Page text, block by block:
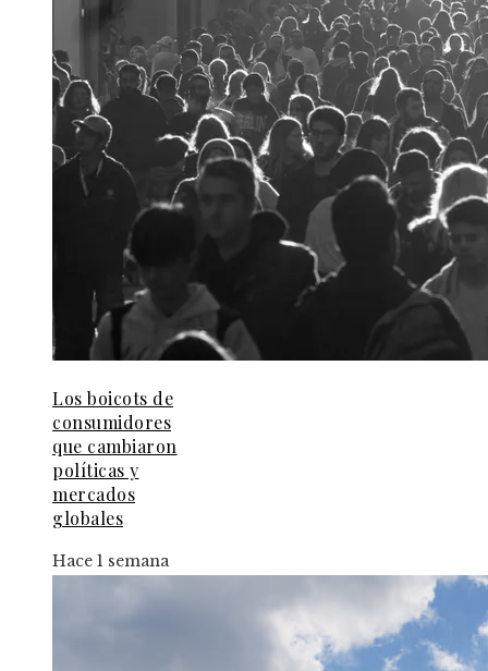
Los boicots de
consumidores
que cambiaron
políticas y
mercados
globales
Hace 1 semana